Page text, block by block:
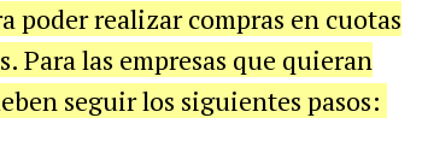
poder realizar compras en cuotas
Para las empresas que quieran
seguir los siguientes pasos: